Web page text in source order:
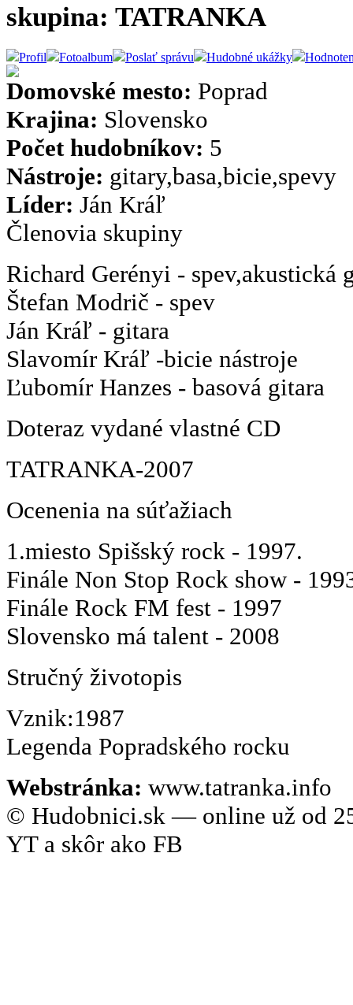
skupina: TATRANKA
Profil Fotoalbum Poslať správu Hudobné ukážky
Domovské mesto: Poprad
Krajina: Slovensko
Počet hudobníkov: 5
Nástroje: gitary,basa,bicie,spevy
Líder: Ján Kráľ
Členovia skupiny
Richard Gerényi - spev,akustická
Štefan Modrič - spev
Ján Kráľ - gitara
Slavomír Kráľ -bicie nástroje
Ľubomír Hanzes - basová gitara
Doteraz vydané vlastné CD
TATRANKA-2007
Ocenenia na súťažiach
1.miesto Spišský rock - 1997.
Finále Non Stop Rock show -
Finále Rock FM fest - 1997
Slovensko má talent - 2008
Stručný životopis
Vznik:1987
Legenda Popradského rocku
Webstránka: www.tatranka.info
© Hudobnici.sk — online už od
YT a skôr ako FB